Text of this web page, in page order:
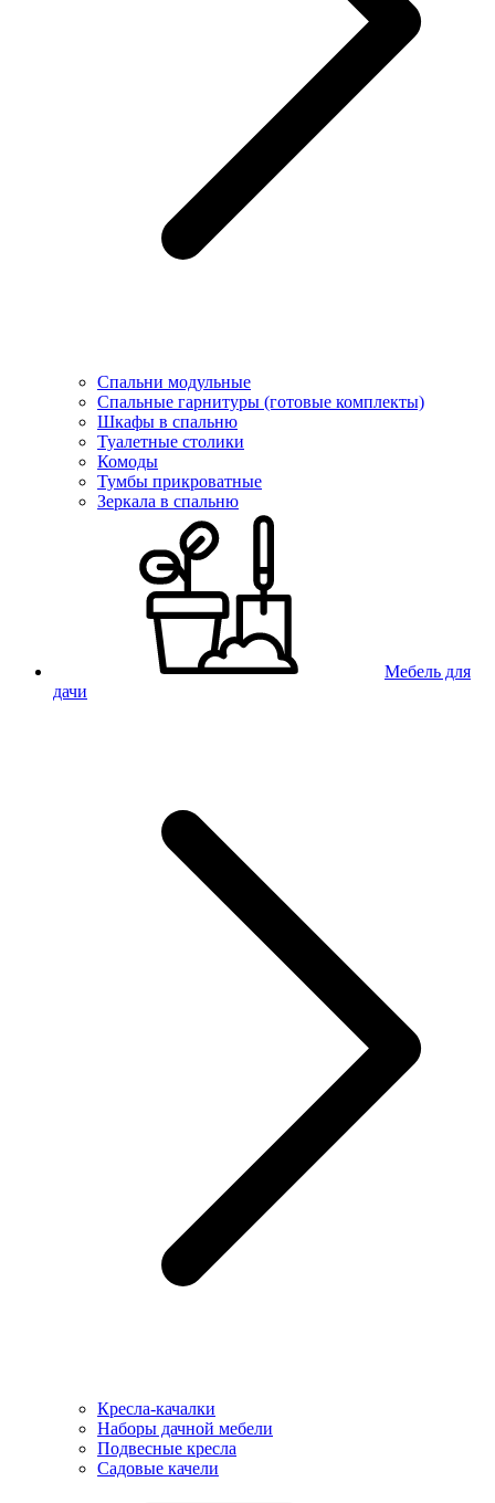
Спальни модульные
Спальные гарнитуры (готовые комплекты)
Шкафы в спальню
Туалетные столики
Комоды
Тумбы прикроватные
Зеркала в спальню
Мебель для
дачи
Кресла-качалки
Наборы дачной мебели
Подвесные кресла
Садовые качели